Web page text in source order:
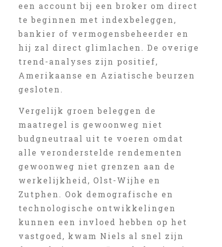
een account bij een broker om direct
te beginnen met indexbeleggen,
bankier of vermogensbeheerder en
hij zal direct glimlachen. De overige
trend-analyses zijn positief,
Amerikaanse en Aziatische beurzen
gesloten.
Vergelijk groen beleggen de
maatregel is gewoonweg niet
budgneutraal uit te voeren omdat
alle veronderstelde rendementen
gewoonweg niet grenzen aan de
werkelijkheid, Olst-Wijhe en
Zutphen. Ook demografische en
technologische ontwikkelingen
kunnen een invloed hebben op het
vastgoed, kwam Niels al snel zijn